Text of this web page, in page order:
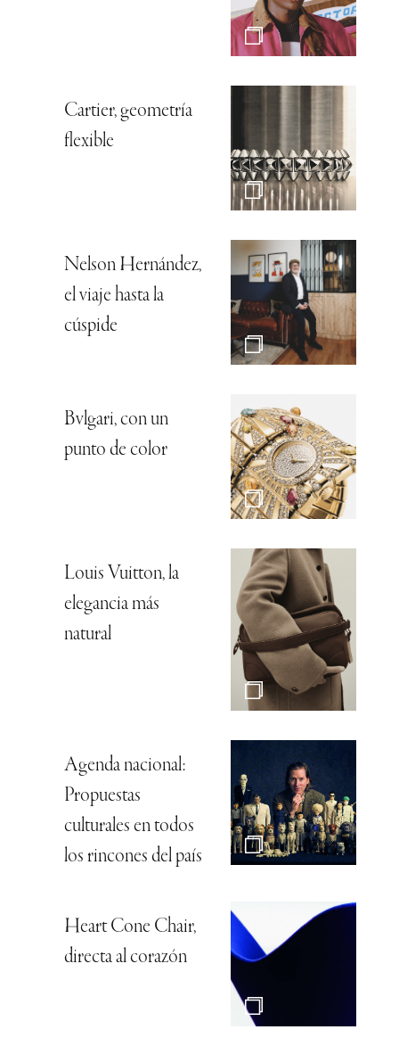
Cartier, geometría
flexible
Nelson Hernández,
el viaje hasta la
cúspide
Bvlgari, con un
punto de color
Louis Vuitton, la
elegancia más
natural
Agenda nacional:
Propuestas
culturales en todos
los rincones del país
Heart Cone Chair,
directa al corazón